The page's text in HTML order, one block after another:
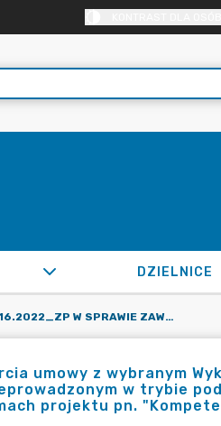
DZIELNICE
OR.0050.1016.2022_ZP W SPRAWIE ZAWARCIA UMOWY Z WYBRANYM WYKONAWCĄ W POSTĘPOWNIU O UDZIELENIE ZAMÓWIENIA PUBLICZNEGO PRZEPROWADZONYM W TRYBIE PODSTAWOWYM BEZ NEGOCJACJI NA DOSTAWĘ SPRZĘTU KOMPUTEROWEGO W RAMACH PROJEKTU PN. "KOMPETENTNE SZKOŁY - POPRAWA J
umowy z wybranym
w trybie
projektu pn.